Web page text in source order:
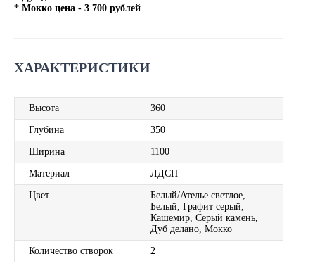
* Мокко цена - 3 700 рублей
ХАРАКТЕРИСТИКИ
Высота 360
Глубина 350
Ширина 1100
Материал ЛДСП
Цвет
Белый/Ателье светлое,
Белый, Графит серый,
Кашемир, Серый камень,
Дуб делано, Мокко
Количество створок 2